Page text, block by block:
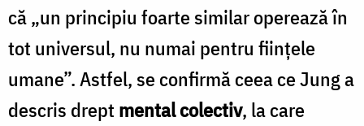
că „un principiu foarte similar operează în
tot universul, nu numai pentru fiinţele
umane”. Astfel, se confirmă ceea ce Jung a
descris drept mental colectiv, la care